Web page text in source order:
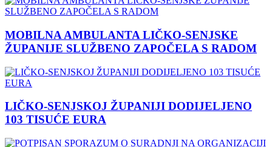
MOBILNA AMBULANTA LIČKO-SENJSKE
ŽUPANIJE SLUŽBENO ZAPOČELA S RADOM
LIČKO-SENJSKOJ ŽUPANIJI DODIJELJENO
103 TISUĆE EURA